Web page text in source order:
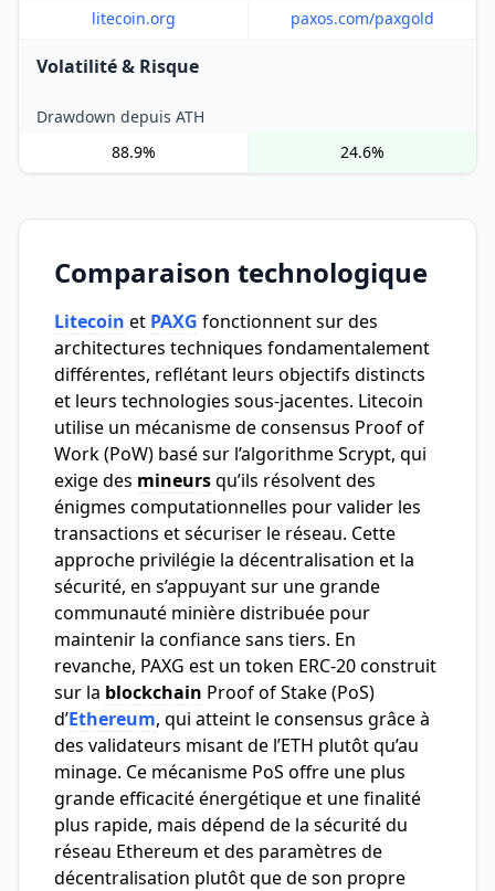
litecoin.org
paxos.com/paxgold
Volatilité & Risque
Drawdown depuis ATH
88.9%
24.6%
Comparaison technologique
Litecoin et PAXG fonctionnent sur des
architectures techniques fondamentalement
différentes, reflétant leurs objectifs distincts
et leurs technologies sous-jacentes. Litecoin
utilise un mécanisme de consensus Proof of
Work (PoW) basé sur l’algorithme Scrypt, qui
exige des mineursqu’ils résolvent des
énigmes computationnelles pour valider les
transactions et sécuriser le réseau. Cette
approche privilégie la décentralisation et la
sécurité, en s’appuyant sur une grande
communauté minière distribuée pour
maintenir la confiance sans tiers. En
revanche, PAXG est un token ERC-20 construit
sur la blockchain Proof of Stake (PoS)
d’Ethereum, qui atteint le consensus grâce à
des validateurs misant de l’ETH plutôt qu’au
minage. Ce mécanisme PoS offre une plus
grande efficacité énergétique et une finalité
plus rapide, mais dépend de la sécurité du
réseau Ethereum et des paramètres de
décentralisation plutôt que de son propre